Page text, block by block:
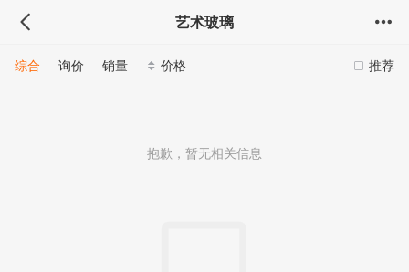
艺术玻璃
推荐
综合 询价 销量 价格
抱歉，暂无相关信息